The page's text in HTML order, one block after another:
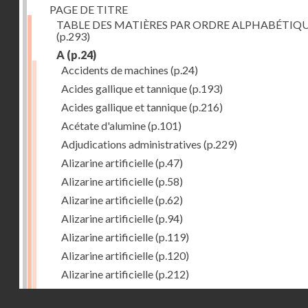
PAGE DE TITRE
TABLE DES MATIÈRES PAR ORDRE
(p.293)
A (p.24)
Accidents de machines (p.24)
Acides gallique et tannique(p.193)
Acides gallique et tannique(p.216)
Acétate d'alumine(p.101)
Adjudications administratives (p.229)
Alizarine artificielle(p.47)
Alizarine artificielle(p.58)
Alizarine artificielle(p.62)
Alizarine artificielle(p.94)
Alizarine artificielle(p.119)
Alizarine artificielle(p.120)
Alizarine artificielle(p.212)
Alizarine artificielle(p.256)